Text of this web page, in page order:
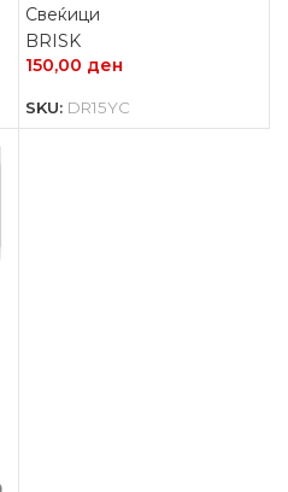
Свеќици
BRISK
150,00 ден
SKU: DR15YC